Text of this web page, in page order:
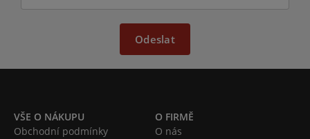
Odeslat
VŠE O NÁKUPU
Obchodní podmínky
O FIRMĚ
O nás